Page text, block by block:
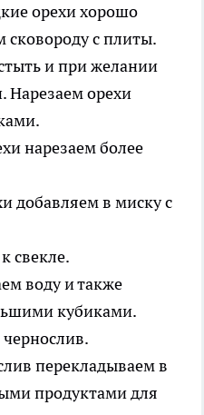
орехи хорошо
сковороду с плиты.
и при желании
Нарезаем орехи
добавляем в миску с
воду и также
кубиками.
перекладываем в
продуктами для